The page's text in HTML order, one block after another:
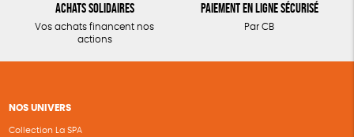
Achats solidaires
Vos achats financent nos
actions
Paiement en ligne sécurisé
Par CB
NOS UNIVERS
Collection La SPA